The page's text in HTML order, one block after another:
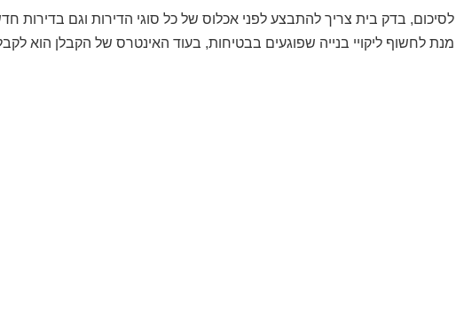
לסיכום, בדק בית צריך להתבצע לפני אכלוס של כל סוגי הדירות וגם בדירות
מנת לחשוף ליקויי בנייה שפוגעים בבטיחות, בעוד האינטרס של הקבלן הוא